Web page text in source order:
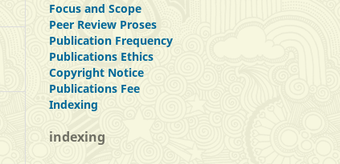
Focus and Scope
Peer Review Proses
Publication Frequency
Publications Ethics
Copyright Notice
Publications Fee
Indexing
indexing